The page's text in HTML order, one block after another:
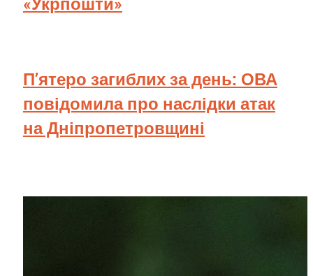
П’ятеро загиблих за день: ОВА
повідомила про наслідки атак
на Дніпропетровщині